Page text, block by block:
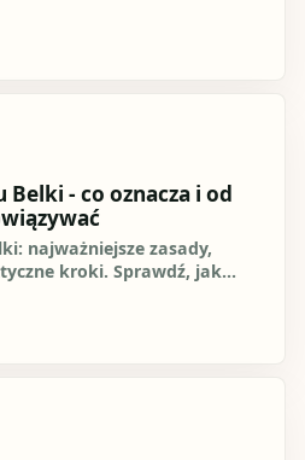
- co oznacza i od
najważniejsze zasady,
kroki. Sprawdź, jak